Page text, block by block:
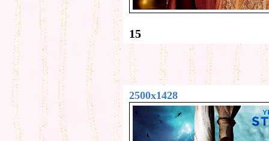
15
2500x1428